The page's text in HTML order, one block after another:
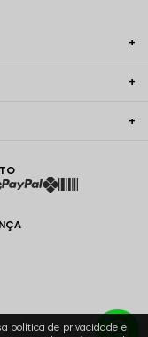
política de privacidade e